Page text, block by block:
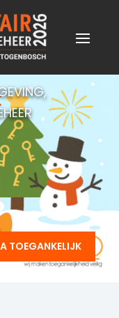
TOEGANKELIJK